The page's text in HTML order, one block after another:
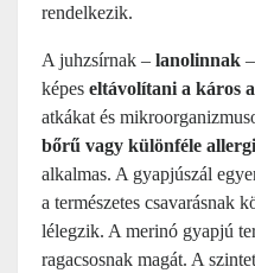
rendelkezik.
A juhzsírnak – lanolinnak
képes eltávolítani a káros
atkákat és
bőrű vagy különféle
alkalmas. A gyapjúszál
a természetes csavarásnak
lélegzik. A merinó gyapjú
ragacsosnak magát. A